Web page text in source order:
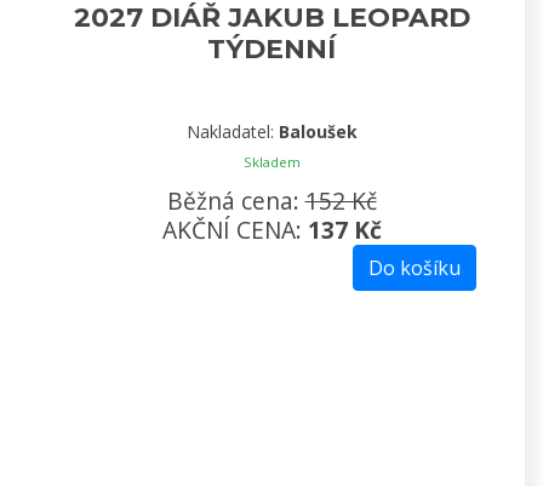
2027 DIÁŘ JAKUB LEOPARD
TÝDENNÍ
Nakladatel: Baloušek
Skladem
Běžná cena:152 Kč
AKČNÍ CENA: 137 Kč
Do košíku